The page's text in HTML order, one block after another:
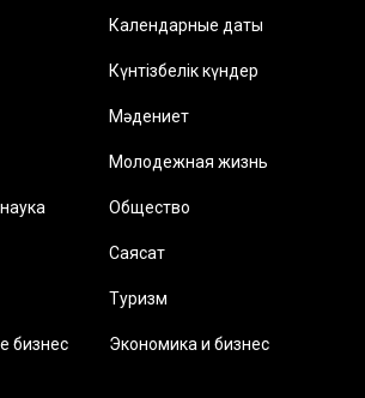
Календарные даты
Күнтізбелік күндер
Мәдениет
Молодежная жизнь
Общество
Саясат
Туризм
бизнес Экономика и бизнес